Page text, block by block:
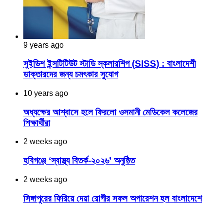
9 years ago
সুইডিশ ইন্সটিটিউট স্টাডি স্কলারশিপ (SISS) : বাংলাদেশী
ডাক্তারদের জন্য চমৎকার সুযোগ
10 years ago
অধ্যক্ষের আশ্বাসে হলে ফিরলো ওসমানী মেডিকেল কলেজের
শিক্ষার্থীরা
2 weeks ago
হবিগঞ্জে ‘স্বাস্থ্য বিতর্ক-২০২৬’ অনুষ্ঠিত
2 weeks ago
সিঙ্গাপুরের ফিরিয়ে দেয়া রোগীর সফল অপারেশন হল বাংলাদেশে